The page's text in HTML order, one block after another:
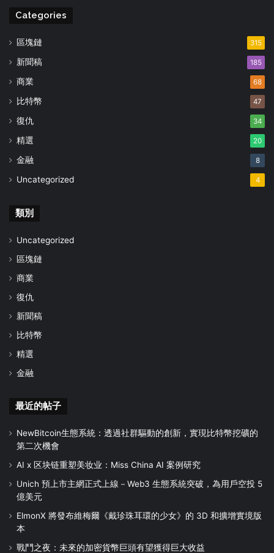
Categories
區塊鏈 315
新聞稿 185
商業 68
比特幣 47
復仇 34
精選 20
金融 8
Uncategorized 4
類別
Uncategorized
區塊鏈
商業
復仇
新聞稿
比特幣
精選
金融
最近的帖子
NewBitcoin生態系統：透過社群驅動的創新，實現比特幣挖礦的
第二次機會
AI x 区块链重塑美妆业：Miss China AI 案例研究
Unich 預上市主網正式上線－Web3 生態系統突破，為用戶空投 5
億美元
ElmonX 將發布維梅爾《戴珍珠耳環的少女》的 3D 和擴增實境版
本
戰鬥之夜：未來的加密貨幣巨頭有望獲得巨大收益